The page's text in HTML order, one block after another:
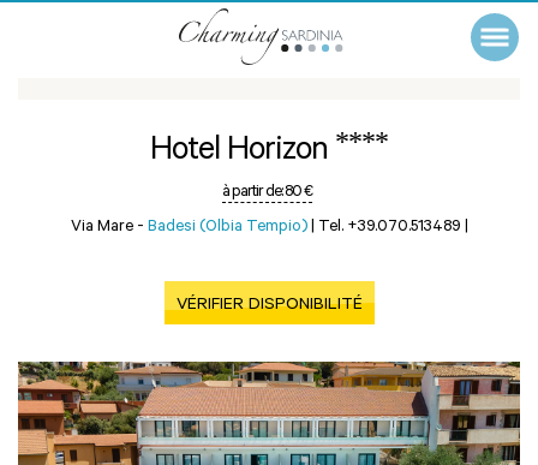
Hotel Horizon ****
à partir de:80 €
Via Mare - Badesi (Olbia Tempio) | Tel. +39.070.513489 |
VÉRIFIER DISPONIBILITÉ